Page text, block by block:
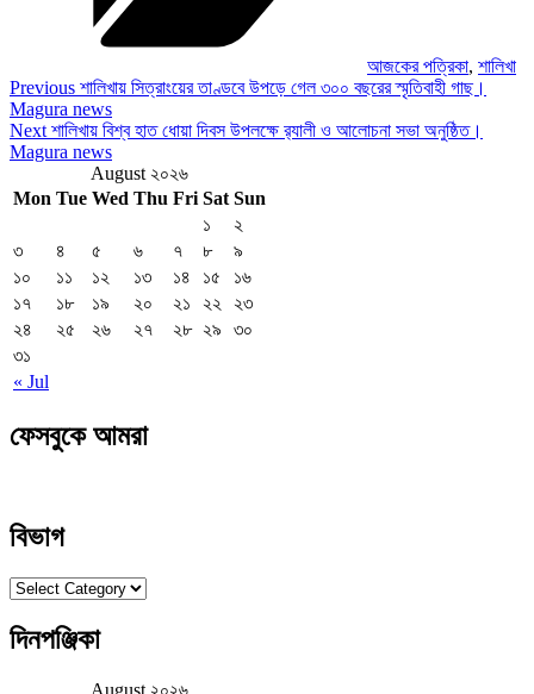
আজকের পত্রিকা, শালিখা
Post
navigation
Previous
Post
Previous শালিখায় সিত্রাংয়ের তাণ্ডবে উপড়ে গেল ৩০০ বছরের স্মৃতিবাহী গাছ।
Magura news
Next
Post
Next শালিখায় বিশ্ব হাত ধোয়া দিবস উপলক্ষে র‍্যালী ও আলোচনা সভা অনুষ্ঠিত।
Magura news
August ২০২৬
Mon Tue Wed Thu Fri Sat Sun
« Jul
১
২
৩
৪ ৫ ৬ ৭ ৮
৯
১০
১১ ১২ ১৩ ১৪ ১৫
১৬
১৭
১৮ ১৯ ২০ ২১ ২২
২৩
২৪
২৫ ২৬ ২৭ ২৮ ২৯
৩০
৩১
ফেসবুকে আমরা
বিভাগ
বিভাগ
দিনপঞ্জিকা
August ২০২৬